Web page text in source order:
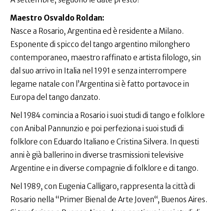
Maestro Osvaldo Roldan:
Nasce a Rosario, Argentina ed è residente a Milano.
Esponente di spicco del tango argentino milonghero
contemporaneo, maestro raffinato e artista filologo, sin
dal suo arrivo in Italia nel 1991 e senza interrompere
legame natale con l’Argentina si è fatto portavoce in
Europa del tango danzato.
Nel 1984 comincia a Rosario i suoi studi di tango e folklore
con Anibal Pannunzio e poi perfeziona i suoi studi di
folklore con Eduardo Italiano e Cristina Silvera. In questi
anni è già ballerino in diverse trasmissioni televisive
Argentine e in diverse compagnie di folklore e di tango.
Nel 1989, con Eugenia Calligaro, rappresenta la città di
Rosario nella “Primer Bienal de Arte Joven“, Buenos Aires.